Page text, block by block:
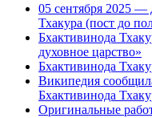
05 сентября 2025
Тхакура (пост до
Бхактивинода
духовное царство»
Бхактивинода
Википедия
Бхактивинода
Оригинальные